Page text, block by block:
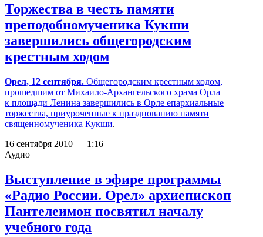
Торжества в честь памяти
преподобномученика Кукши
завершились общегородским
крестным ходом
Орел, 12 сентября. Общегородским крестным ходом,
прошедшим от Михаило-Архангельского храма Орла
к площади Ленина завершились в Орле епархиальные
торжества, приуроченные к празднованию памяти
священномученика Кукши.
16 сентября 2010 — 1:16
Аудио
Выступление в эфире программы
«Радио России. Орел» архиепископ
Пантелеимон посвятил началу
учебного года